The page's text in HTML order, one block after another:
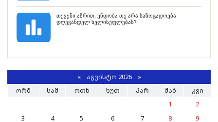
თქვენი აზრით, ენდობა თუ არა საზოგადოება
დღევანდელ ხელისუფლებას?
«ᲐᲒᲕᲘᲡᲢᲝ 2026 »
ᲝᲠᲨ
ᲡᲐᲛ ᲝᲗᲮ ᲮᲣᲗ ᲞᲐᲠ ᲨᲐᲑ
ᲙᲕᲘ
1
2
3
4 5 6 7 8
9